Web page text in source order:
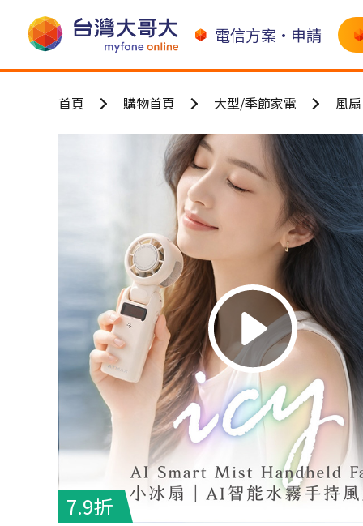
電信方案•申請
首頁 購物首頁 大型/季節家電 風扇
7.9折